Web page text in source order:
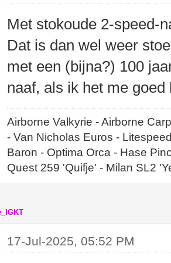
Met stokoude 2-speed-
Dat is dan wel weer
met een (bijna?) 100
naaf, als ik het me goed
Airborne Valkyrie - Airborne
- Van Nicholas Euros -
Baron - Optima Orca - Hase
Quest 259 'Quifje' - Milan SL2
17-Jul-2025, 05:52 PM